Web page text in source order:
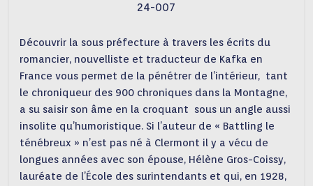
24-007
Découvrir la sous préfecture à travers les écrits du
romancier, nouvelliste et traducteur de Kafka en
France vous permet de la pénétrer de l’intérieur, tant
le chroniqueur des 900 chroniques dans la Montagne,
a su saisir son âme en la croquant sous un angle aussi
insolite qu’humoristique. Si l’auteur de « Battling le
ténébreux » n’est pas né à Clermont il y a vécu de
longues années avec son épouse, Hélène Gros-Coissy,
lauréate de l’École des surintendants et qui, en 1928,